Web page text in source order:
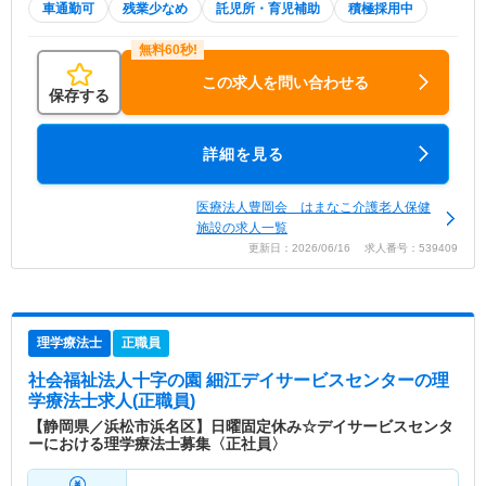
車通勤可 残業少なめ 託児所・育児補助 積極採用中
保存する
この求人を問い合わせる
詳細を見る
医療法人豊岡会 はまなこ介護老人保健
施設の求人一覧
更新日：2026/06/16 求人番号：539409
理学療法士 正職員
社会福祉法人十字の園 細江デイサービスセンターの理
学療法士求人(正職員)
【静岡県／浜松市浜名区】日曜固定休み☆デイサービスセンタ
ーにおける理学療法士募集〈正社員〉